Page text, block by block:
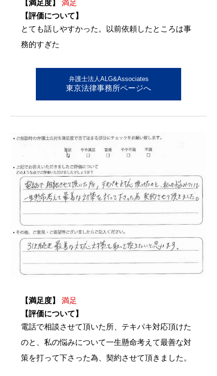
【満足度】
満足
【評価について】
とても話しやすかった。以前依頼したところは事
務的すぎた
弁護士法人ALG&Associates
東京法律事務所ページへ
【満足度】
満足
【評価について】
電話で相談させて頂いた所、テキパキ対応頂けた
のと、私の悩みについて一生懸命考えて最善な対
策を打って下さった為、契約させて頂きました。